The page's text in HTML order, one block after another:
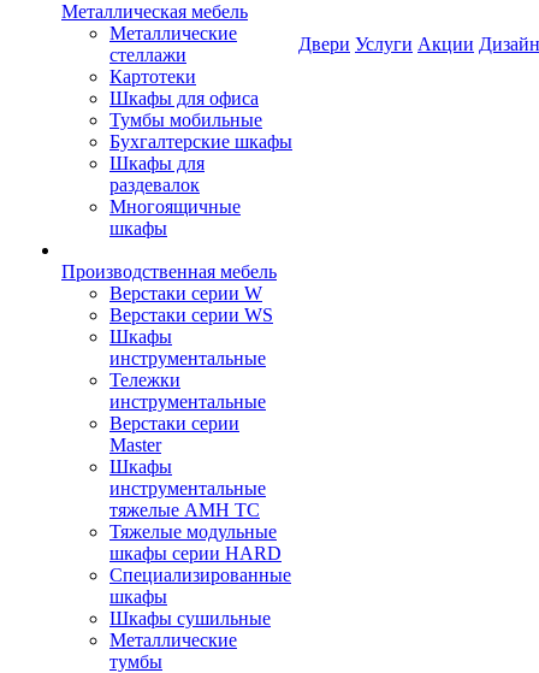
Металлическая мебель
Металлические
стеллажи
Картотеки
Шкафы для офиса
Тумбы мобильные
Бухгалтерские шкафы
Шкафы для
раздевалок
Многоящичные
шкафы
Производственная мебель
Верстаки серии W
Верстаки серии WS
Шкафы
инструментальные
Тележки
инструментальные
Верстаки серии
Master
Шкафы
инструментальные
тяжелые AMH TC
Тяжелые модульные
шкафы серии HARD
Cпециализированные
шкафы
Шкафы сушильные
Металлические
тумбы
Двери Услуги Акции